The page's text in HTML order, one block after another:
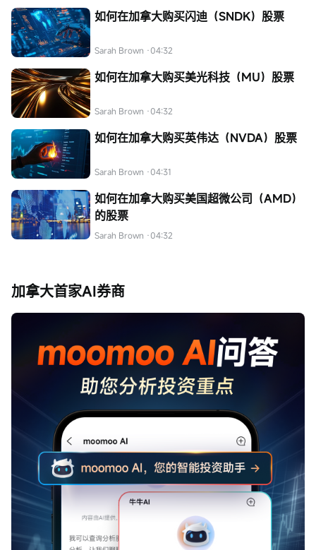
如何在加拿大购买闪迪（SNDK）股票
Sarah Brown ·04:32
如何在加拿大购买美光科技（MU）股票
Sarah Brown ·04:32
如何在加拿大购买英伟达（NVDA）股票
Sarah Brown ·04:31
如何在加拿大购买美国超微公司（AMD）
的股票
Sarah Brown ·04:32
加拿大首家AI券商